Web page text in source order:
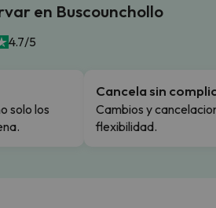
en Buscounchollo
4.7/5
solo los
Cancela sin
Cambios y
flexibilidad.